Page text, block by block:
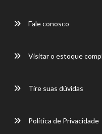
Fale conosco
Visitar o estoque
Tire suas dúvidas
Política de Privacidade